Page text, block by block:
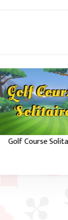
Golf Course